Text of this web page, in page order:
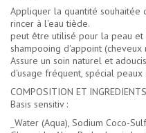
Appliquer la quantité
rincer à l'eau tiède.
peut être utilisé pour la peau
shampooing d'appoint (cheveux
Assure un soin naturel et
d'usage fréquent, spécial
COMPOSITION ET
Basis sensitiv :
_Water (Aqua), Sodium Coco-